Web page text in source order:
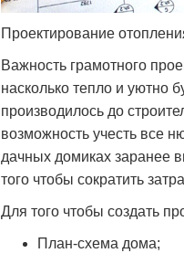
Проектирование
Важность грамотного
насколько тепло и уютно
производилось до
возможность учесть все
дачных домиках заранее
того чтобы сократить
Для того чтобы создать
План-схема дома;